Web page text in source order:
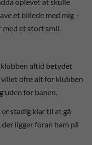
et billede med mig –
et stort smil.
altid betydet
ofre alt for klubben
uden for banen.
stadig klar til at gå
ligger foran ham på